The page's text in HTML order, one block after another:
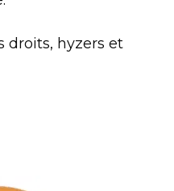
droits, hyzers et